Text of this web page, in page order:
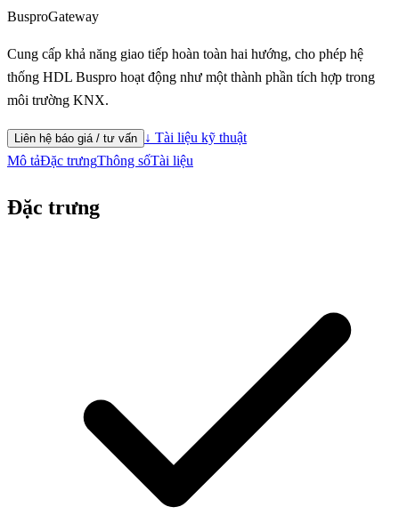
BusproGateway
Cung cấp khả năng giao tiếp hoàn toàn hai hướng, cho phép hệ
thống HDL Buspro hoạt động như một thành phần tích hợp trong
môi trường KNX.
Liên hệ báo giá / tư vấn
↓ Tài liệu kỹ thuật
Mô tảĐặc trưngThông sốTài liệu
Đặc trưng